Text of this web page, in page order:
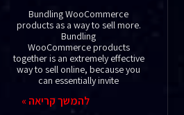
Bundling WooCommerce
products as a way to sell more.
Bundling
WooCommerce products
together is an extremely effective
way to sell online, because you
can essentially invite
להמשך קריאה »